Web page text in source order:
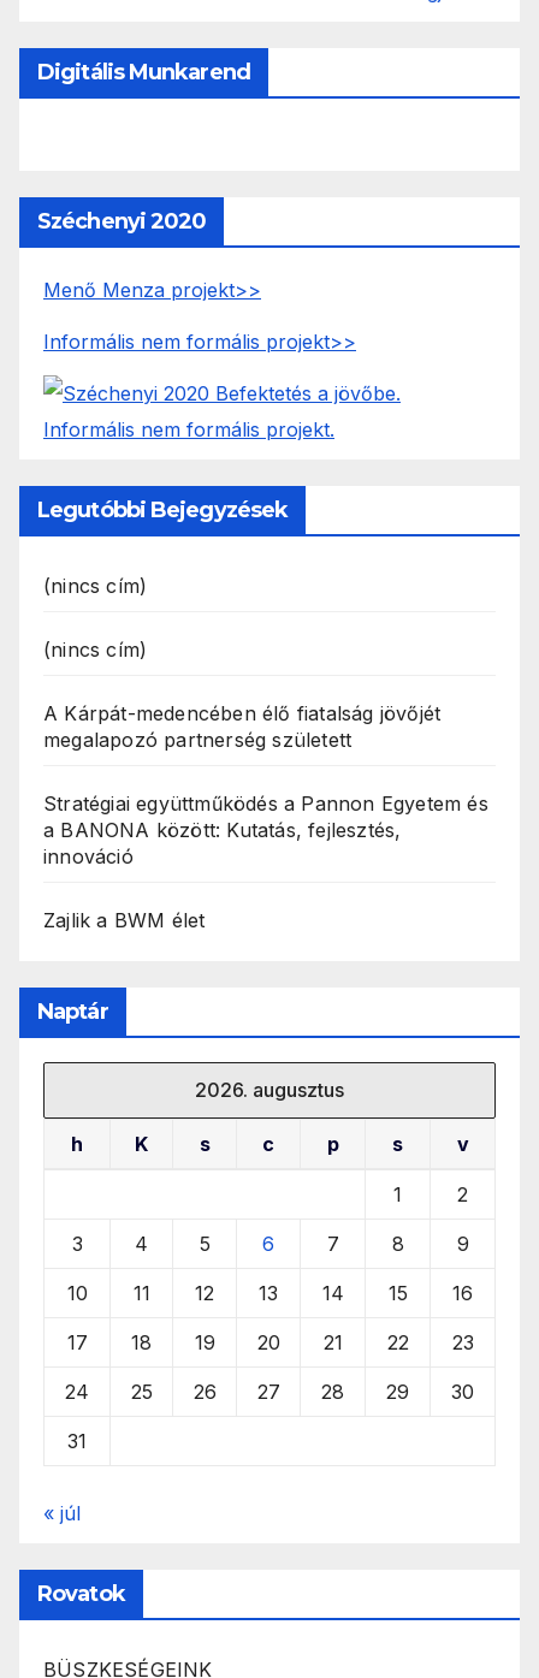
Digitális Munkarend
Széchenyi 2020
Menő Menza projekt>>
Informális nem formális projekt>>
Legutóbbi Bejegyzések
(nincs cím)
(nincs cím)
A Kárpát-medencében élő fiatalság jövőjét
megalapozó partnerség született
Stratégiai együttműködés a Pannon Egyetem és
a BANONA között: Kutatás, fejlesztés,
innováció
Zajlik a BWM élet
Naptár
2026. augusztus
h K s c p s v
1 2
3 4 5 6 7 8 9
10 11 12 13 14 15 16
17 18 19 20 21 22 23
24 25 26 27 28 29 30
31
« júl
Rovatok
BÜSZKESÉGEINK